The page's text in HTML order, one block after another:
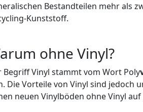
Bestandteilen mehr als
Kunststoff.
ohne Vinyl?
Begriff Vinyl stammt vom Wort Poly
Die Vorteile von Vinyl sind jedoch
neuen Vinylböden ohne Vinyl